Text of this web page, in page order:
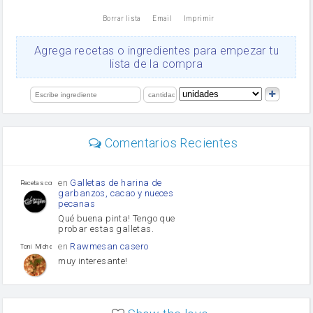
Ajos
Levadura
limón
Borrar lista Email Imprimir
Agrega recetas o ingredientes para empezar tu
lista de la compra
Comentarios Recientes
Recetas con sazon
en Galletas de harina de
garbanzos, cacao y nueces
pecanas
Qué buena pinta! Tengo que
probar estas galletas.
Toni Michel Caubet
en Rawmesan casero
muy interesante!
enLasaña casera fácil y